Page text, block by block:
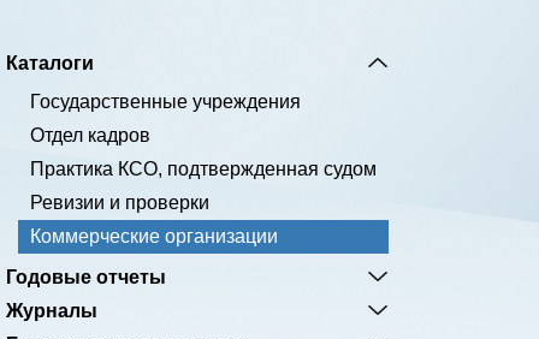
Каталоги
Государственные учреждения
Отдел кадров
Практика КСО, подтвержденная судом
Ревизии и проверки
Коммерческие организации
Годовые отчеты
Журналы